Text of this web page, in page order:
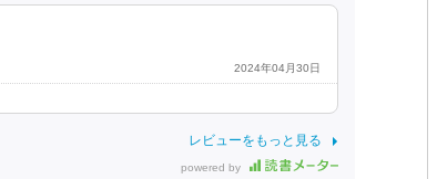
2024年04月30日
レビューをもっと見る
powered by